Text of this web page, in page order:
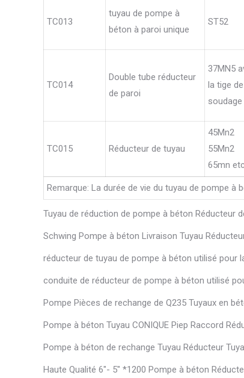
TC013
tuyau de pompe à
béton à paroi unique
ST52
TC014
Double tube réducteur
de paroi
37MN5
la tige de
soudage
TC015 Réducteur de tuyau
45Mn2
55Mn2
65mn etc.
Remarque: La durée de vie du tuyau de pompe à
Tuyau de réduction de pompe à béton Réducteur
Schwing Pompe à béton Livraison Tuyau
réducteur de tuyau de pompe à béton utilisé pour
conduite de réducteur de pompe à béton utilisé
Pompe Pièces de rechange de Q235 Tuyaux en
Pompe à béton Tuyau CONIQUE Piep Raccord
Pompe à béton de rechange Tuyau Réducteur
Haute Qualité 6″- 5″ *1200 Pompe à béton